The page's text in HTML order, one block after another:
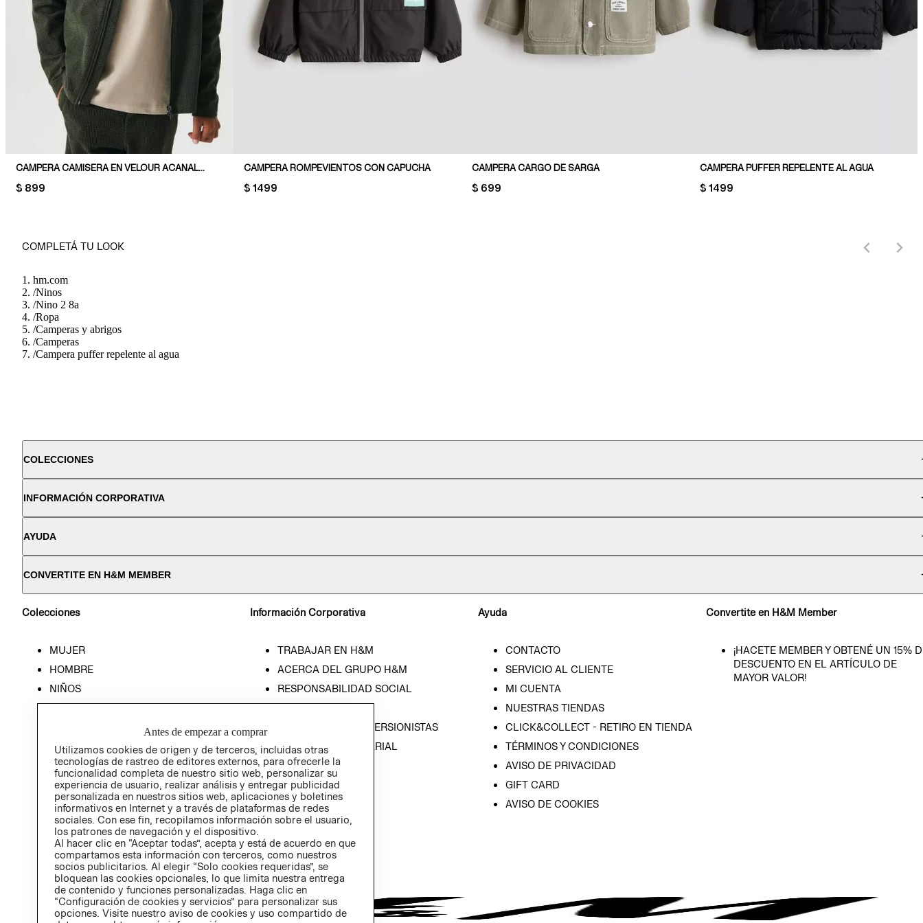
CAMPERA CAMISERA EN VELOUR ACANALADO
PRICE:
$ 899
CAMPERA ROMPEVIENTOS CON CAPUCHA
PRICE:
$ 1499
CAMPERA CARGO DE SARGA
PRICE:
$ 699
CAMPERA PUFFER REPELENTE AL AGUA
PRICE:
$ 1499
COMPLETÁ TU LOOK
hm.com
/Ninos
/Nino 2 8a
/Ropa
/Camperas y abrigos
/Camperas
/Campera puffer repelente al agua
COLECCIONES
INFORMACIÓN CORPORATIVA
AYUDA
CONVERTITE EN H&M MEMBER
Colecciones
MUJER
HOMBRE
NIÑOS
HOME
Información Corporativa
TRABAJAR EN H&M
ACERCA DEL GRUPO H&M
RESPONSABILIDAD SOCIAL
PRENSA
RELACIÓN CON INVERSIONISTAS
POLÍTICA EMPRESARIAL
Ayuda
CONTACTO
SERVICIO AL CLIENTE
MI CUENTA
NUESTRAS TIENDAS
CLICK&COLLECT - RETIRO EN TIENDA
TÉRMINOS Y CONDICIONES
AVISO DE PRIVACIDAD
GIFT CARD
AVISO DE COOKIES
Convertite en H&M Member
¡HACETE MEMBER Y OBTENÉ UN 15%
DESCUENTO EN EL ARTÍCULO DE
MAYOR VALOR!
Antes de empezar a comprar
Utilizamos cookies de origen y de terceros, incluidas otras
tecnologías de rastreo de editores externos, para ofrecerle la
funcionalidad completa de nuestro sitio web, personalizar su
experiencia de usuario, realizar análisis y entregar publicidad
personalizada en nuestros sitios web, aplicaciones y boletines
informativos en Internet y a través de plataformas de redes
sociales. Con ese fin, recopilamos información sobre el usuario,
los patrones de navegación y el dispositivo.
Al hacer clic en “Aceptar todas”, acepta y está de acuerdo en que
compartamos esta información con terceros, como nuestros
socios publicitarios. Al elegir “Solo cookies requeridas”, se
bloquean las cookies opcionales, lo que limita nuestra entrega
de contenido y funciones personalizadas. Haga clic en
“Configuración de cookies y servicios” para personalizar sus
opciones. Visite nuestro aviso de cookies y uso compartido de